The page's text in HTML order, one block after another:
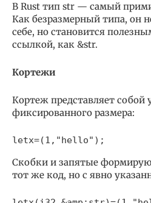
В Rust тип str — самый
Как безразмерный типа, он
себе, но становится
ссылкой, как &str.
Кортежи
Кортеж представляет
фиксированного размера:
Скобки и запятые
тот же код, но с явно